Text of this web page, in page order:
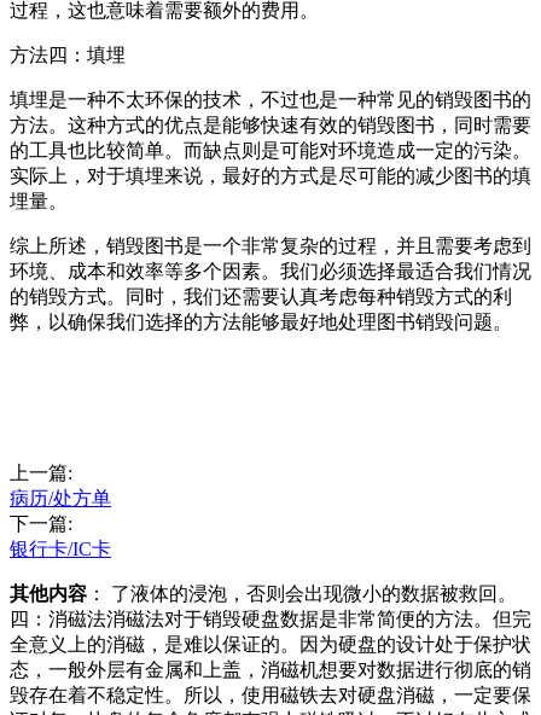
过程，这也意味着需要额外的费用。
方法四：填埋
填埋是一种不太环保的技术，不过也是一种常见的销毁图书的
方法。这种方式的优点是能够快速有效的销毁图书，同时需要
的工具也比较简单。而缺点则是可能对环境造成一定的污染。
实际上，对于填埋来说，最好的方式是尽可能的减少图书的填
埋量。
综上所述，销毁图书是一个非常复杂的过程，并且需要考虑到
环境、成本和效率等多个因素。我们必须选择最适合我们情况
的销毁方式。同时，我们还需要认真考虑每种销毁方式的利
弊，以确保我们选择的方法能够最好地处理图书销毁问题。
上一篇:
病历/处方单
下一篇:
银行卡/IC卡
其他内容 ： 了液体的浸泡，否则会出现微小的数据被救回。
四：消磁法消磁法对于销毁硬盘数据是非常简便的方法。但完
全意义上的消磁，是难以保证的。因为硬盘的设计处于保护状
态，一般外层有金属和上盖，消磁机想要对数据进行彻底的销
毁存在着不稳定性。所以，使用磁铁去对硬盘消磁，一定要保